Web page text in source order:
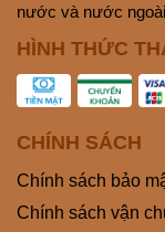
nước và nước
HÌNH THỨC
CHÍNH SÁCH
Chính sách bảo
Chính sách vận